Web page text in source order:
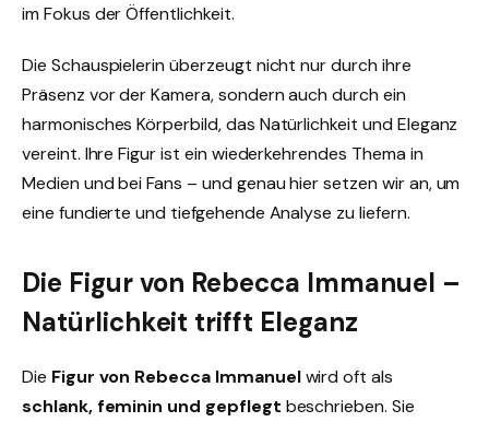
im Fokus der Öffentlichkeit.
Die Schauspielerin überzeugt nicht nur durch ihre
Präsenz vor der Kamera, sondern auch durch ein
harmonisches Körperbild, das Natürlichkeit und Eleganz
vereint. Ihre Figur ist ein wiederkehrendes Thema in
Medien und bei Fans – und genau hier setzen wir an, um
eine fundierte und tiefgehende Analyse zu liefern.
Die Figur von Rebecca Immanuel –
Natürlichkeit trifft Eleganz
Die Figur von Rebecca Immanuelwird oft als
schlank, feminin und gepflegt beschrieben. Sie